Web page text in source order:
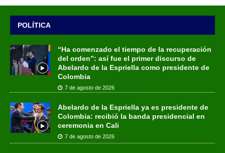
POLÍTICA
“Ha comenzado el tiempo de la recuperación
del orden”: así fue el primer discurso de
Abelardo de la Espriella como presidente de
Colombia
7 de agosto de 2026
Abelardo de la Espriella ya es presidente de
Colombia: recibió la banda presidencial en
ceremonia en Cali
7 de agosto de 2026